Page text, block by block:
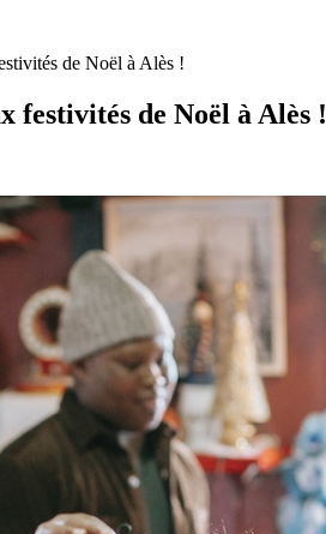
de Noël à Alès !
festivités de Noël à Alès !